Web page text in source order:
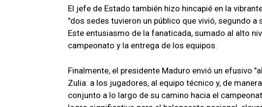
El jefe de Estado también hizo hincapié en la
"dos sedes tuvieron un público que vivió, segundo
Este entusiasmo de la fanaticada, sumado al alto
campeonato y la entrega de los equipos.
Finalmente, el presidente Maduro envió un efusivo
Zulia: a los jugadores, al equipo técnico y, de
conjunto a lo largo de su camino hacia el